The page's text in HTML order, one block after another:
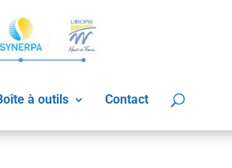
à outils Contact